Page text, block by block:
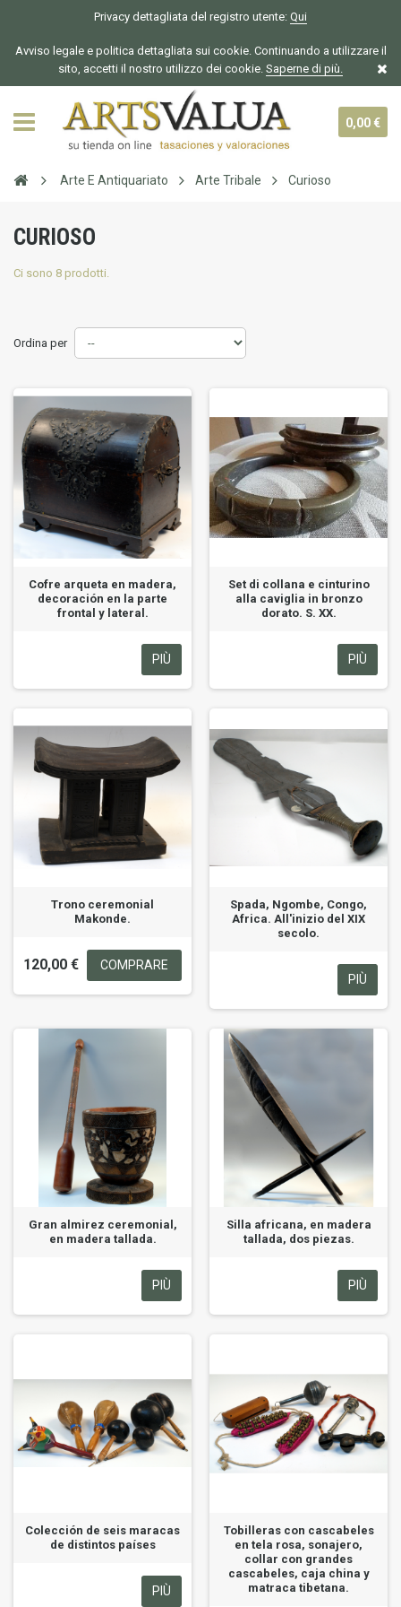
Privacy dettagliata del registro utente: Qui
Avviso legale e politica dettagliata sui cookie. Continuando a utilizzare il
sito, accetti il nostro utilizzo dei cookie. Saperne di più.
0,00 €
Arte E Antiquariato Arte Tribale Curioso
CURIOSO
Ci sono 8 prodotti.
Ordina per
Cofre arqueta en madera,
decoración en la parte
frontal y lateral.
PIÙ
Set di collana e cinturino
alla caviglia in bronzo
dorato. S. XX.
PIÙ
Trono ceremonial
Makonde.
120,00 € COMPRARE
Spada, Ngombe, Congo,
Africa. All'inizio del XIX
secolo.
PIÙ
Gran almirez ceremonial,
en madera tallada.
PIÙ
Silla africana, en madera
tallada, dos piezas.
PIÙ
Colección de seis maracas
de distintos países
PIÙ
Tobilleras con cascabeles
en tela rosa, sonajero,
collar con grandes
cascabeles, caja china y
matraca tibetana.